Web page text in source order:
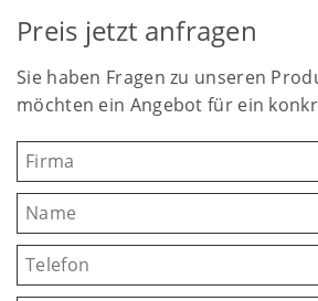
Preis jetzt anfragen
Sie haben Fragen zu unseren
möchten ein Angebot für ein